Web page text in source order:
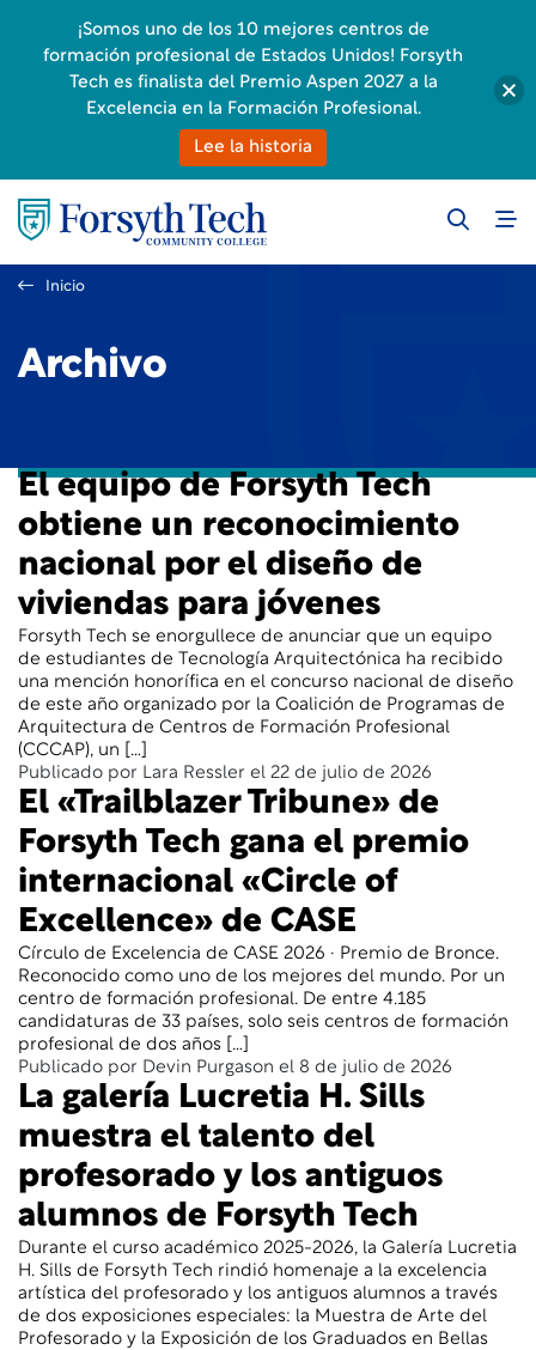
Inicio
Archivo
El equipo de Forsyth Tech
obtiene un reconocimiento
nacional por el diseño de
viviendas para jóvenes
Forsyth Tech se enorgullece de anunciar que un equipo
de estudiantes de Tecnología Arquitectónica ha recibido
una mención honorífica en el concurso nacional de diseño
de este año organizado por la Coalición de Programas de
Arquitectura de Centros de Formación Profesional
(CCCAP), un […]
Publicado por Lara Ressler el 22 de julio de 2026
El «Trailblazer Tribune» de
Forsyth Tech gana el premio
internacional «Circle of
Excellence» de CASE
Círculo de Excelencia de CASE 2026 · Premio de Bronce.
Reconocido como uno de los mejores del mundo. Por un
centro de formación profesional. De entre 4.185
candidaturas de 33 países, solo seis centros de formación
profesional de dos años […]
Publicado por Devin Purgason el 8 de julio de 2026
La galería Lucretia H. Sills
muestra el talento del
profesorado y los antiguos
alumnos de Forsyth Tech
Durante el curso académico 2025-2026, la Galería Lucretia
H. Sills de Forsyth Tech rindió homenaje a la excelencia
artística del profesorado y los antiguos alumnos a través
de dos exposiciones especiales: la Muestra de Arte del
Profesorado y la Exposición de los Graduados en Bellas
¡Somos uno de los 10 mejores centros de
formación profesional de Estados Unidos! Forsyth
Tech es finalista del Premio Aspen 2027 a la
Excelencia en la Formación Profesional.
Lee la historia